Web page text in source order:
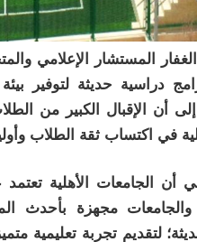
المستشار الإعلامي
دراسية حديثة لتوفير
إلى أن الإقبال الكبير من
في اكتساب ثقة الطلاب
الجامعات الأهلية تعتمد
مجهزة بأحدث
لتقديم تجربة تعليمية